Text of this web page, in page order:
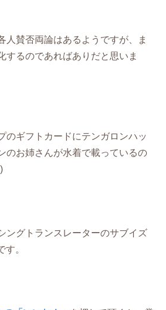
人賛否両論はあるようですが、ま
するのであればありだと思いま
のギフトカードにテンガロンハッ
のお姉さんが水着で載っているの
ングトランスレーターのサブイズ
す。